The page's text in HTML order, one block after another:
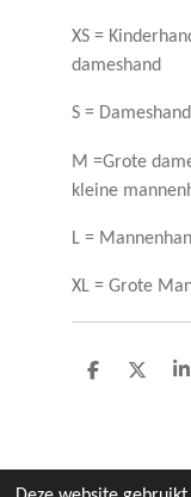
XS =
dameshand
S = Dameshand
M =Grote
kleine
L =
XL = Grote
D
D
S